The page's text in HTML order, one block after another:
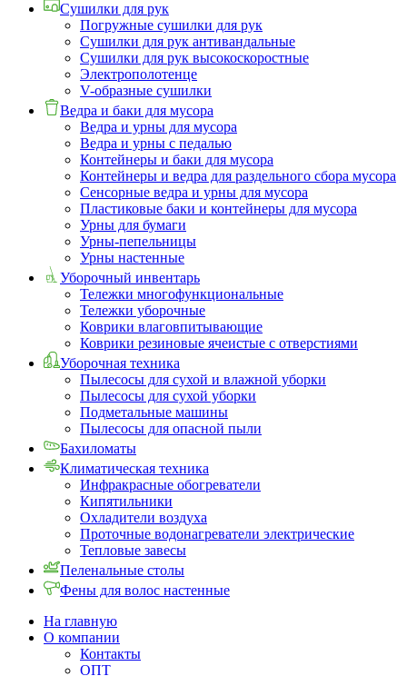
Сушилки для рук
Погружные сушилки для рук
Сушилки для рук антивандальные
Сушилки для рук высокоскоростные
Электрополотенце
V-образные сушилки
Ведра и баки для мусора
Ведра и урны для мусора
Ведра и урны с педалью
Контейнеры и баки для мусора
Контейнеры и ведра для раздельного сбора мусора
Сенсорные ведра и урны для мусора
Пластиковые баки и контейнеры для мусора
Урны для бумаги
Урны-пепельницы
Урны настенные
Уборочный инвентарь
Тележки многофункциональные
Тележки уборочные
Коврики влаговпитывающие
Коврики резиновые ячеистые с отверстиями
Уборочная техника
Пылесосы для сухой и влажной уборки
Пылесосы для сухой уборки
Подметальные машины
Пылесосы для опасной пыли
Бахиломаты
Климатическая техника
Инфракрасные обогреватели
Кипятильники
Охладители воздуха
Проточные водонагреватели электрические
Тепловые завесы
Пеленальные столы
Фены для волос настенные
На главную
О компании
Контакты
ОПТ